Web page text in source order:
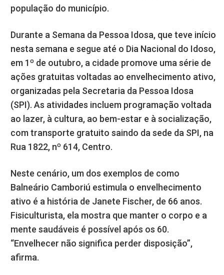
população do município.
Durante a Semana da Pessoa Idosa, que teve início
nesta semana e segue até o Dia Nacional do Idoso,
em 1º de outubro, a cidade promove uma série de
ações gratuitas voltadas ao envelhecimento ativo,
organizadas pela Secretaria da Pessoa Idosa
(SPI). As atividades incluem programação voltada
ao lazer, à cultura, ao bem-estar e à socialização,
com transporte gratuito saindo da sede da SPI, na
Rua 1822, nº 614, Centro.
Neste cenário, um dos exemplos de como
Balneário Camboriú estimula o envelhecimento
ativo é a história de Janete Fischer, de 66 anos.
Fisiculturista, ela mostra que manter o corpo e a
mente saudáveis é possível após os 60.
“Envelhecer não significa perder disposição”,
afirma.